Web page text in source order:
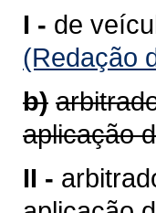
I - de
(Redação
b)
aplicação
II -